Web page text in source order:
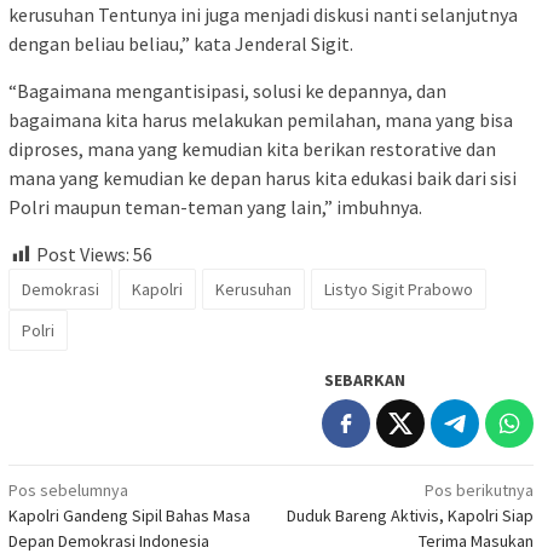
kerusuhan Tentunya ini juga menjadi diskusi nanti selanjutnya
dengan beliau beliau,” kata Jenderal Sigit.
“Bagaimana mengantisipasi, solusi ke depannya, dan
bagaimana kita harus melakukan pemilahan, mana yang bisa
diproses, mana yang kemudian kita berikan restorative dan
mana yang kemudian ke depan harus kita edukasi baik dari sisi
Polri maupun teman-teman yang lain,” imbuhnya.
Post Views: 56
Demokrasi Kapolri Kerusuhan
Listyo Sigit Prabowo
Polri
SEBARKAN
Navigasi
pos
Pos sebelumnya
Kapolri Gandeng Sipil Bahas Masa
Depan Demokrasi Indonesia
Pos berikutnya
Duduk Bareng Aktivis, Kapolri Siap
Terima Masukan